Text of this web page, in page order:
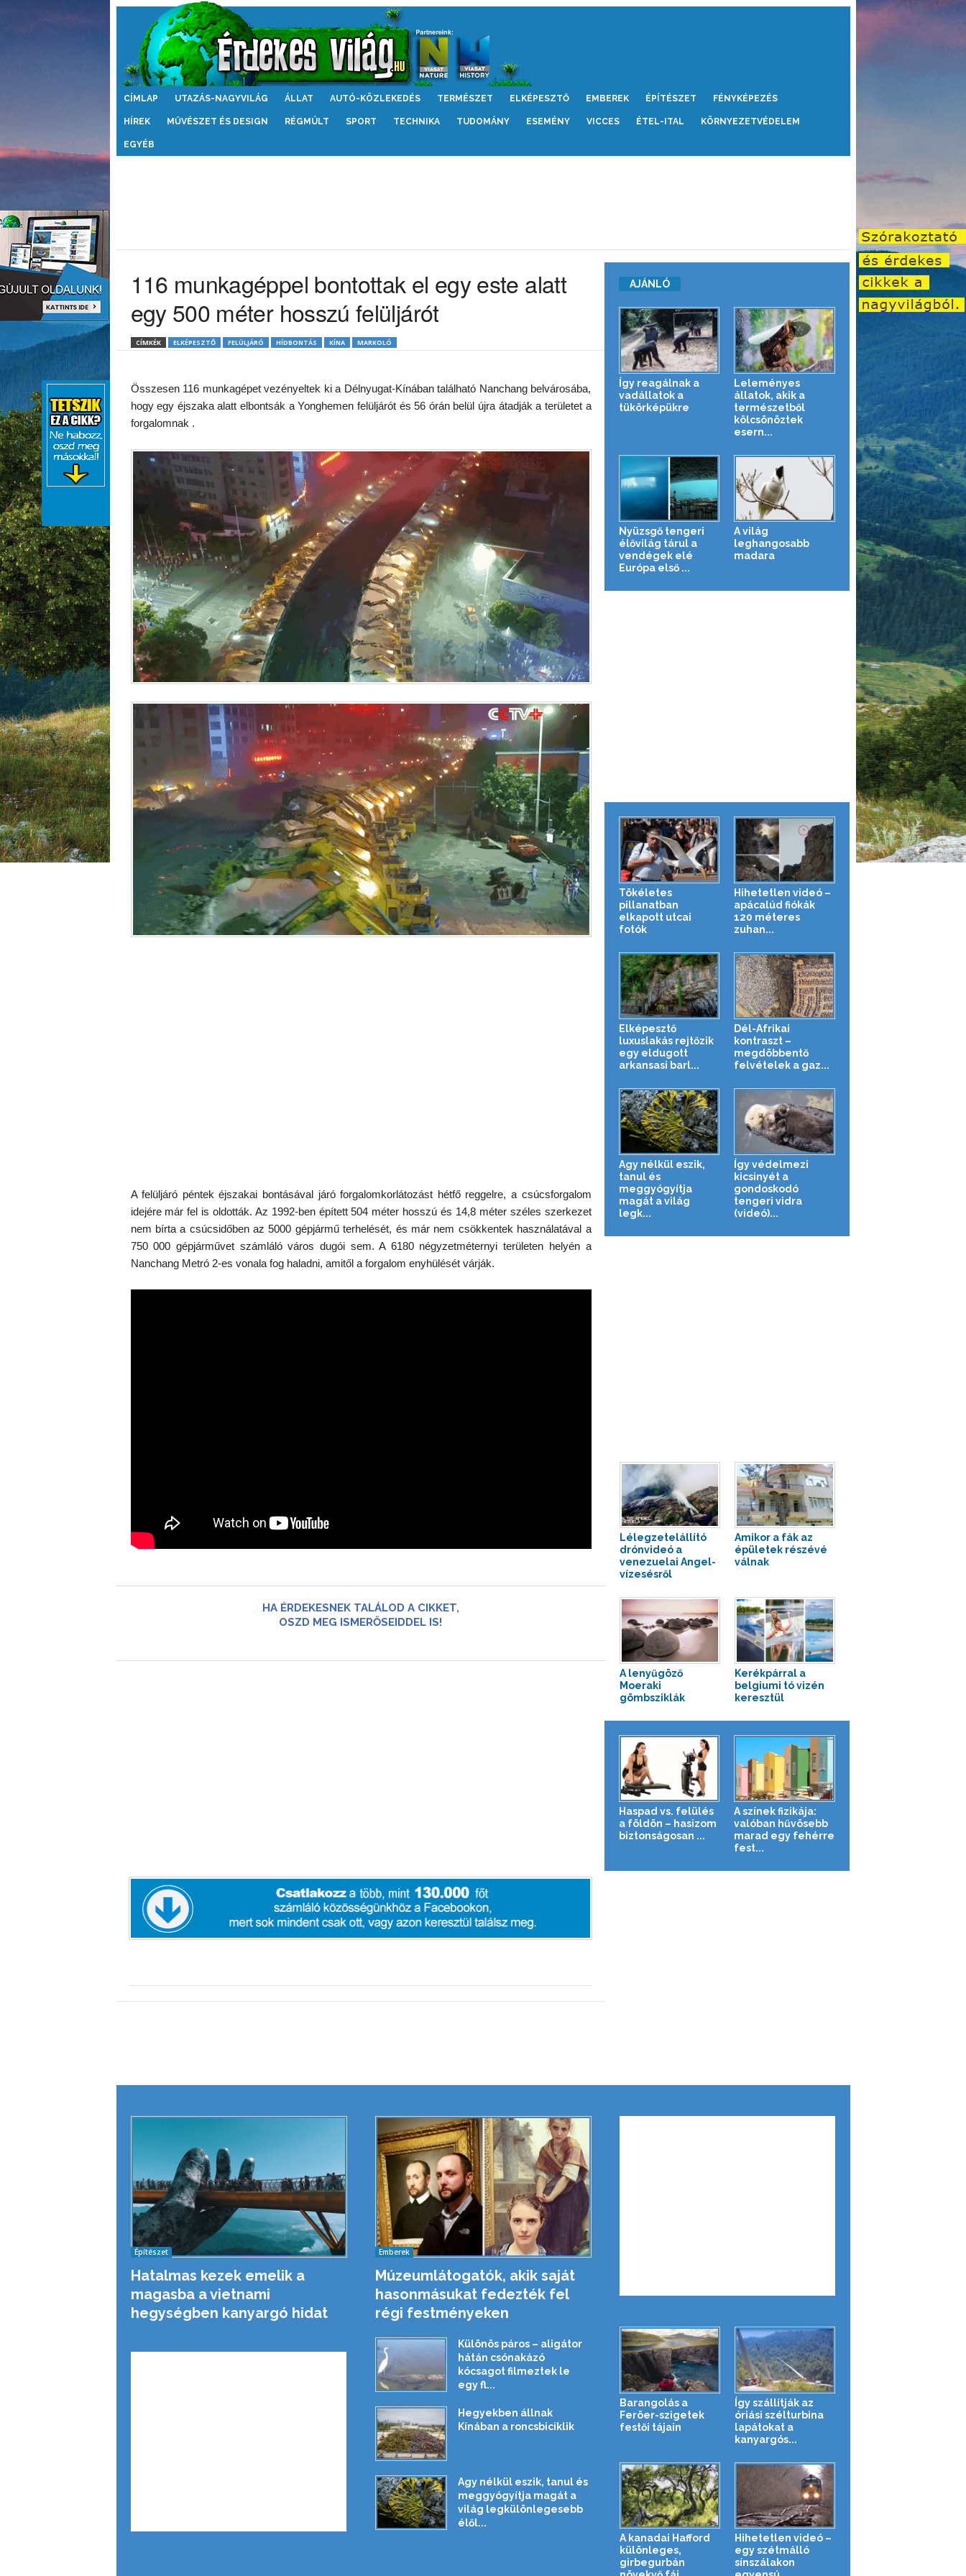
Érdekes
CÍMLAP UTAZÁS-NAGYVILÁG ÁLLAT AUTÓ-KÖZLEKEDÉS TERMÉSZET ELKÉPESZTŐ EMBEREK ÉPÍTÉSZET FÉNYKÉPEZÉS
HÍREK MŰVÉSZET ÉS DESIGN RÉGMÚLT SPORT TECHNIKA TUDOMÁNY ESEMÉNY VICCES ÉTEL-ITAL KÖRNYEZETVÉDELEM
EGYÉB
116 munkagéppel bontottak el egy este alatt
egy 500 méter hosszú felüljárót
CÍMKÉK ELKÉPESZTŐ FELÜLJÁRÓ HÍDBONTÁS KÍNA MARKOLÓ
Összesen 116 munkagépet vezényeltek ki a Délnyugat-Kínában található Nanchang belvárosába,
hogy egy éjszaka alatt elbontsák a Yonghemen felüljárót és 56 órán belül újra átadják a területet a
forgalomnak .
A felüljáró péntek éjszakai bontásával járó forgalomkorlátozást hétfő reggelre, a csúcsforgalom
idejére már fel is oldották. Az 1992-ben épített 504 méter hosszú és 14,8 méter széles szerkezet
nem bírta a csúcsidőben az 5000 gépjármű terhelését, és már nem csökkentek használatával a
750 000 gépjárművet számláló város dugói sem. A 6180 négyzetméternyi területen helyén a
Nanchang Metró 2-es vonala fog haladni, amitől a forgalom enyhülését várják.
HA ÉRDEKESNEK TALÁLOD A CIKKET,
OSZD MEG ISMERŐSEIDDEL IS!
AJÁNLÓ
Így reagálnak a
vadállatok a
tükörképükre
Leleményes
állatok, akik a
természetből
kölcsönöztek
esern...
Nyüzsgő tengeri
élővilág tárul a
vendégek elé
Európa első ...
A világ
leghangosabb
madara
Tökéletes
pillanatban
elkapott utcai
fotók
Hihetetlen videó –
apácalúd fiókák
120 méteres
zuhan...
Elképesztő
luxuslakás rejtőzik
egy eldugott
arkansasi barl...
Dél-Afrikai
kontraszt –
megdöbbentő
felvételek a gaz...
Agy nélkül eszik,
tanul és
meggyógyítja
magát a világ
legk...
Így védelmezi
kicsinyét a
gondoskodó
tengeri vidra
(videó)...
Lélegzetelállító
drónvideó a
venezuelai Angel-
vízesésről
Amikor a fák az
épületek részévé
válnak
A lenyűgöző
Moeraki
gömbsziklák
Kerékpárral a
belgiumi tó vizén
keresztül
Haspad vs. felülés
a földön – hasizom
biztonságosan ...
A színek fizikája:
valóban hűvösebb
marad egy fehérre
fest...
Építészet
Hatalmas kezek emelik a
magasba a vietnami
hegységben kanyargó hidat
Emberek
Múzeumlátogatók, akik saját
hasonmásukat fedezték fel
régi festményeken
Különös páros – aligátor
hátán csónakázó
kócsagot filmeztek le
egy fl...
Hegyekben állnak
Kínában a roncsbiciklik
Agy nélkül eszik, tanul és
meggyógyítja magát a
világ legkülönlegesebb
élől...
Barangolás a
Feröer-szigetek
festői tájain
Így szállítják az
óriási szélturbina
lapátokat a
kanyargós...
A kanadai Hafford
különleges,
girbegurbán
Hihetetlen videó –
egy szétmálló
sínszálakon